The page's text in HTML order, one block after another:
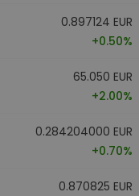
0.897124 EUR
+0.50%
65.050 EUR
+2.00%
0.284204000 EUR
+0.70%
0.870825 EUR